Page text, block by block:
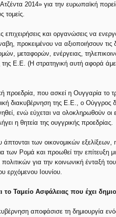
2014» για την ευρωπαϊκή
τομείς.
επιχειρήσεις και οργανώσεις να
προκειμένου να αξιοποιήσουν
μεταφορών, ενέργειας,
της Ε.Ε. (Η στρατηγική αυτή αφορά
προεδρία, που ασκεί η Ουγγαρία το
διακυβέρνηση της Ε.Ε., ο
ενώ εύχεται να ολοκληρωθούν οι
η θητεία της ουγγρικής προεδρίας.
των οικονομικών εξελίξεων, η
των Ρομά και προωθεί την επίτευξη
για την κοινωνική ένταξή
ερχόμενου Ιουνίου.
το Ταμείο Ασφάλειας που έχει
αποφάσισε τη δημιουργία